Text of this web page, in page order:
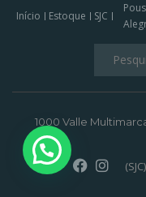
Início Estoque SJC
1000 Valle
(SJC)